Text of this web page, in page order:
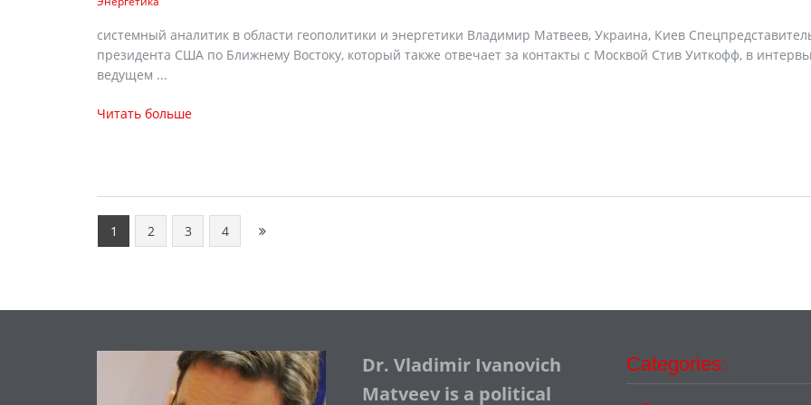
cистемный аналитик в области геополитики и энергетики Владимир Матвеев, Украина, Киев
президента США по Ближнему Востоку, который также отвечает за контакты с Москвой Стив Уиткофф, в
ведущем ...
Читать больше
1 2 3 4
Dr. Vladimir Ivanovich
Matveev is a political
Categories: